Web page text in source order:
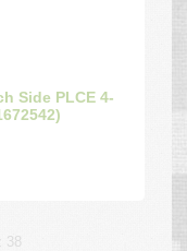
Side PLCE 4-
38